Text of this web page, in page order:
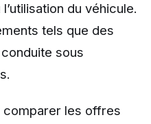
du véhicule.
tels que des
sous
comparer les offres